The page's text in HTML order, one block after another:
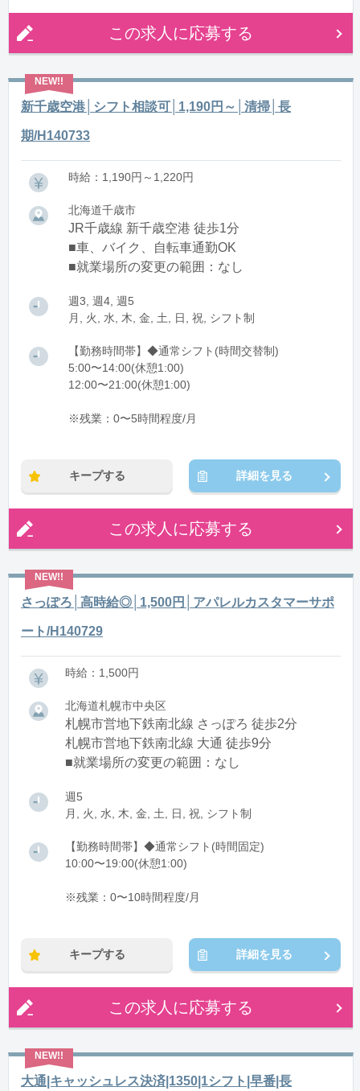
この求人に応募する
新千歳空港│シフト相談可│1,190円～│清掃│長
期/H140733
時給：1,190円～1,220円
北海道千歳市
JR千歳線 新千歳空港 徒歩1分
■車、バイク、自転車通勤OK
■就業場所の変更の範囲：なし
週3, 週4, 週5
月, 火, 水, 木, 金, 土, 日, 祝, シフト制
【勤務時間帯】◆通常シフト(時間交替制)
5:00〜14:00(休憩1:00)
12:00〜21:00(休憩1:00)
※残業：0〜5時間程度/月
キープする 詳細を見る
この求人に応募する
さっぽろ│高時給◎│1,500円│アパレルカスタマーサポ
ート/H140729
時給：1,500円
北海道札幌市中央区
札幌市営地下鉄南北線 さっぽろ 徒歩2分
札幌市営地下鉄南北線 大通 徒歩9分
■就業場所の変更の範囲：なし
週5
月, 火, 水, 木, 金, 土, 日, 祝, シフト制
【勤務時間帯】◆通常シフト(時間固定)
10:00〜19:00(休憩1:00)
※残業：0〜10時間程度/月
キープする 詳細を見る
この求人に応募する
大通|キャッシュレス決済|1350|1シフト|早番|長